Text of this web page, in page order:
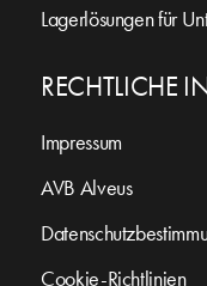
Lagerlösungen für
RECHTLICHE
Impressum
AVB Alveus
Cookie-Richtlinien